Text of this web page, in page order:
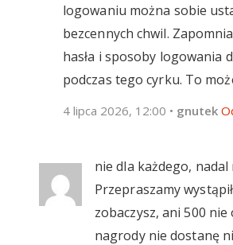
logowaniu można sobie
bezcennych chwil.
hasła i sposoby logowania
podczas tego cyrku. To
4 lipca 2026, 12:00 • gnutek
nie dla każdego, nadal
Przepraszamy
zobaczysz, ani 500
nagrody nie dostanę